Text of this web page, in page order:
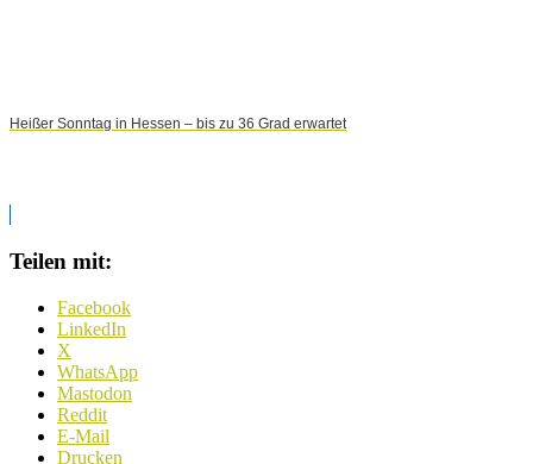
Heißer Sonntag in Hessen – bis zu 36 Grad erwartet
Teilen mit:
Facebook
LinkedIn
X
WhatsApp
Mastodon
Reddit
E-Mail
Drucken